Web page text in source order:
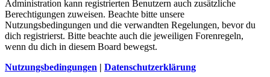
Administration kann registrierten Benutzern auch zusätzliche
Berechtigungen zuweisen. Beachte bitte unsere
Nutzungsbedingungen und die verwandten Regelungen, bevor du
dich registrierst. Bitte beachte auch die jeweiligen Forenregeln,
wenn du dich in diesem Board bewegst.
Nutzungsbedingungen | Datenschutzerklärung